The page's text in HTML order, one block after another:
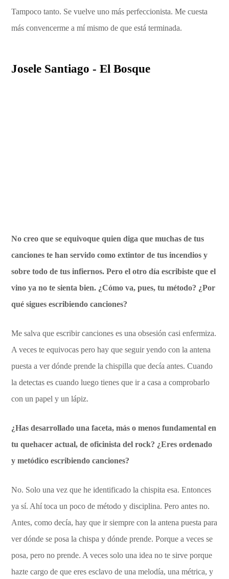
Tampoco tanto. Se vuelve uno más perfeccionista. Me cuesta
más convencerme a mí mismo de que está terminada.
Josele Santiago - El Bosque
No creo que se equivoque quien diga que muchas de tus
canciones te han servido como extintor de tus incendios y
sobre todo de tus infiernos. Pero el otro día escribiste que el
vino ya no te sienta bien. ¿Cómo va, pues, tu método? ¿Por
qué sigues escribiendo canciones?
Me salva que escribir canciones es una obsesión casi enfermiza.
A veces te equivocas pero hay que seguir yendo con la antena
puesta a ver dónde prende la chispilla que decía antes. Cuando
la detectas es cuando luego tienes que ir a casa a comprobarlo
con un papel y un lápiz.
¿Has desarrollado una faceta, más o menos fundamental en
tu quehacer actual, de oficinista del rock? ¿Eres ordenado
y metódico escribiendo canciones?
No. Solo una vez que he identificado la chispita esa. Entonces
ya sí. Ahí toca un poco de método y disciplina. Pero antes no.
Antes, como decía, hay que ir siempre con la antena puesta para
ver dónde se posa la chispa y dónde prende. Porque a veces se
posa, pero no prende. A veces solo una idea no te sirve porque
hazte cargo de que eres esclavo de una melodía, una métrica, y